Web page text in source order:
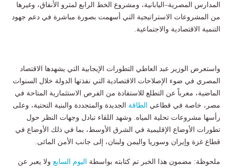
المدارس المصرية–اليابانية، ومشروع الخط الرابع لمترو الأنفاق، وغيرها
من المشروعات الاستراتيجية التي أسهمت بصورة مباشرة في دعم جهود
التنمية الاقتصادية والاجتماعية.
واستعرض الوزير عبد العاطي التطورات الإيجابية التي يشهدها الاقتصاد
المصري في ضوء الإصلاحات الاقتصادية التي نفذتها الدولة خلال السنوات
الماضية، معرباً عن التطلع للاستفادة من الفرص الاستثمارية المتاحة في
مصر، خاصة في قطاعي
الطاقة الجديدة والمتجددة والبنية التحتية، وعلى
رأسها مشروعات تحلية المياه. وشهد اللقاء تبادل وجهات النظر حول
تطورات الأوضاع الإقليمية في الشرق الأوسط، بما في ذلك الأوضاع في
قطاع غزة وإيران وسوريا واليمن ولبنان، إلى جانب الأمن المائى.
ملحوظة: مضمون هذا الخبر تم كتابته بواسطة اليوم السابع ولا يعبر عن